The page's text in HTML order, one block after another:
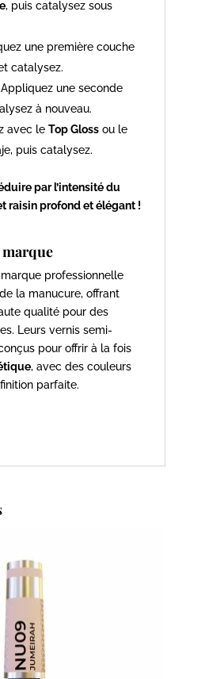
, puis catalysez sous
une première couche
catalysez.
une seconde
à nouveau.
avec le Top Glossou le
puis catalysez.
par l’intensité du
raisin profond et élégant !
professionnelle
la manucure, offrant
qualité pour des
Leurs vernis semi-
pour offrir à la fois
, avec des couleurs
parfaite.